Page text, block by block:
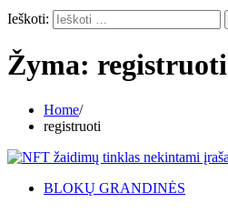
Ieškoti:
Žyma: registruoti
Home
registruoti
BLOKŲ GRANDINĖS